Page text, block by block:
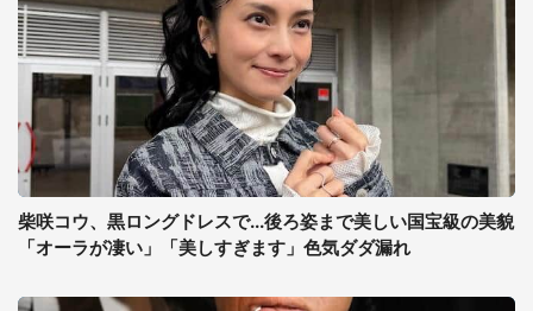
柴咲コウ、黒ロングドレスで...後ろ姿まで美しい国宝級の美貌
「オーラが凄い」「美しすぎます」色気ダダ漏れ